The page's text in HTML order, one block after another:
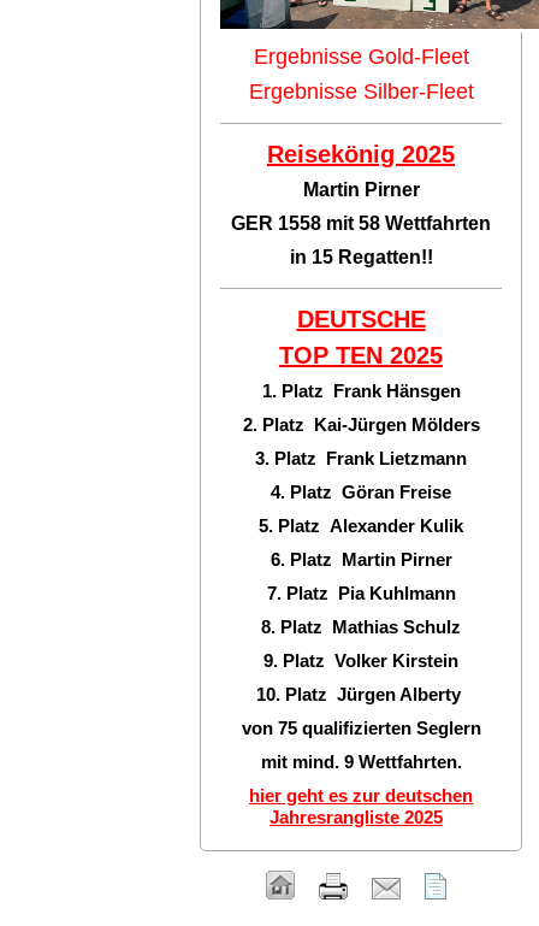
Ergebnisse Gold-Fleet
Ergebnisse Silber-Fleet
Reisekönig 2025
Martin Pirner
GER 1558 mit 58 Wettfahrten
in 15 Regatten!!
DEUTSCHE
TOP TEN 2025
1. Platz Frank Hänsgen
2. Platz Kai-Jürgen Mölders
3. Platz Frank Lietzmann
4. Platz Göran Freise
5. Platz Alexander Kulik
6. Platz Martin Pirner
7. Platz Pia Kuhlmann
8. Platz Mathias Schulz
9. Platz Volker Kirstein
10. Platz Jürgen Alberty
von 75 qualifizierten Seglern
mit mind. 9 Wettfahrten.
hier geht es zur deutschen
Jahresrangliste 2025